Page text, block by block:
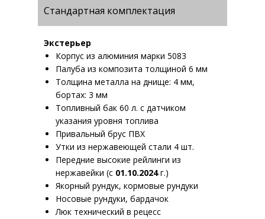
Стандартная комплектация
Экстерьер
Корпус из алюминия марки 5083
Палуба из композита толщиной 6 мм
Толщина металла на днище: 4 мм,
бортах: 3 мм
Топливный бак 60 л. с датчиком
указания уровня топлива
Привальный брус ПВХ
Утки из нержавеющей стали 4 шт.
Передние высокие рейлинги из
нержавейки (с 01.10.2024г.)
Якорный рундук, кормовые рундуки
Носовые рундуки, бардачок
Люк технический в рецесс